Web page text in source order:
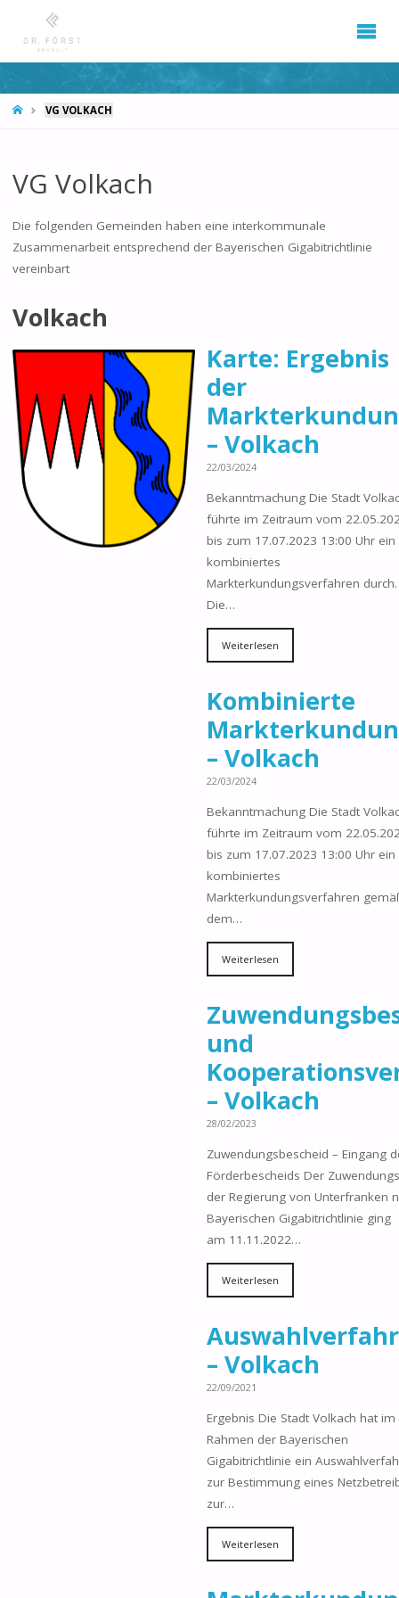
STARTVG VOLKACH
VG Volkach
Die folgenden Gemeinden haben eine interkommunale
Zusammenarbeit entsprechend der Bayerischen Gigabitrichtlinie
vereinbart
Volkach
Karte: Ergebnis
der
– Volkach
22/03/2024
Bekanntmachung Die Stadt
führte im Zeitraum vom
bis zum 17.07.2023 13:00 Uhr ein
kombiniertes
Markterkundungsverfahren durch.
Die…
Weiterlesen
Kombinierte
– Volkach
22/03/2024
Bekanntmachung Die Stadt
führte im Zeitraum vom
bis zum 17.07.2023 13:00 Uhr ein
kombiniertes
Markterkundungsverfahren
dem…
Weiterlesen
und
– Volkach
28/02/2023
Zuwendungsbescheid – Eingang
Förderbescheids Der
der Regierung von Unterfranken
Bayerischen Gigabitrichtlinie ging
am 11.11.2022…
Weiterlesen
– Volkach
22/09/2021
Ergebnis Die Stadt Volkach hat im
Rahmen der Bayerischen
Gigabitrichtlinie ein
zur Bestimmung eines
zur…
Weiterlesen